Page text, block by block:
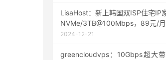
LisaHost：新上韩国双ISP住宅IP
NVMe/3TB@100Mbps，89元/
2024-12-21
greencloudvps：10Gbps超大